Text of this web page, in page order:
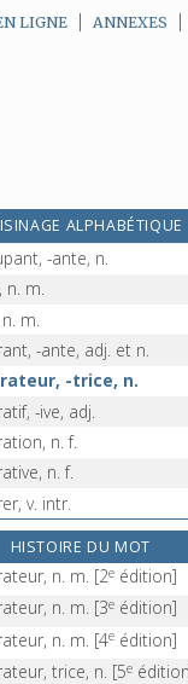
LIGNE ANNEXES
ALPHABÉTIQUE
-ée, n.
-ante, n.
n. m.
m.
-ante, adj. et n.
-trice, n.
-ive, adj.
n. f.
n. f.
v. intr.
n. f.
v. tr.
n. f.
-trice, n.
HISTOIRE DU MOT
n. m. [2e édition]
n. m. [3e édition]
n. m. [4e édition]
trice, n. [5e